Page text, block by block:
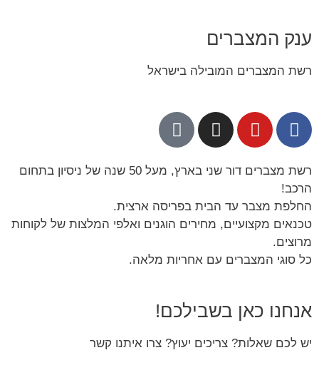
ענק המצברים
רשת המצברים המובילה בישראל
רשת מצברים דור שני בארץ, מעל 50 שנה של ניסיון בתחום
הרכב!
החלפת מצבר עד הבית בפריסה ארצית.
טכנאים מקצועיים, מחירים הוגנים ואלפי המלצות של לקוחות
מרוצים.
כל סוגי המצברים עם אחריות מלאה.
אנחנו כאן בשבילכם!
יש לכם שאלות? צריכים יעוץ? צרו איתנו קשר